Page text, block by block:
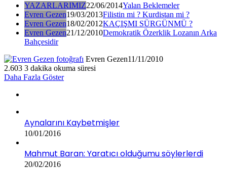
YAZARLARIMIZ22/06/2014Yalan Beklemeler
Evren Gezen19/03/2013Filistin mi ? Kurdistan mi ?
Evren Gezen18/02/2012KAÇIŞMI SÜRGÜNMÜ ?
Evren Gezen21/12/2010Demokratik Özerklik Lozanın Arka
Bahçesidir
Evren Gezen11/11/2010
2.603 3 dakika okuma süresi
Daha Fazla Göster
Aynalarını Kaybetmişler
10/01/2016
Mahmut Baran: Yaratıcı olduğumu söylerlerdi
20/02/2016